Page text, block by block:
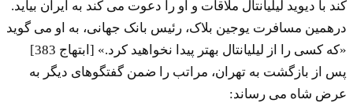
کند با دیوید لیلیانتال ملاقات و او را دعوت می کند به ایران بیاید.
درهمین مسافرت یوجین بلاک، رئیس بانک جهانی، به او می گوید
«که کسی را از لیلیانتال بهتر پیدا نخواهید کرد.» [ابتهاج 383]
پس از بازگشت به تهران، مراتب را ضمن گفتگوهای دیگر به
عرض شاه می رساند: